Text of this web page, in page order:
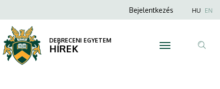
éve
operálnak
a
tartalomra
Anonim
menüje
Bejelentkezés HU EN
DEBRECENI EGYETEM
HÍREK